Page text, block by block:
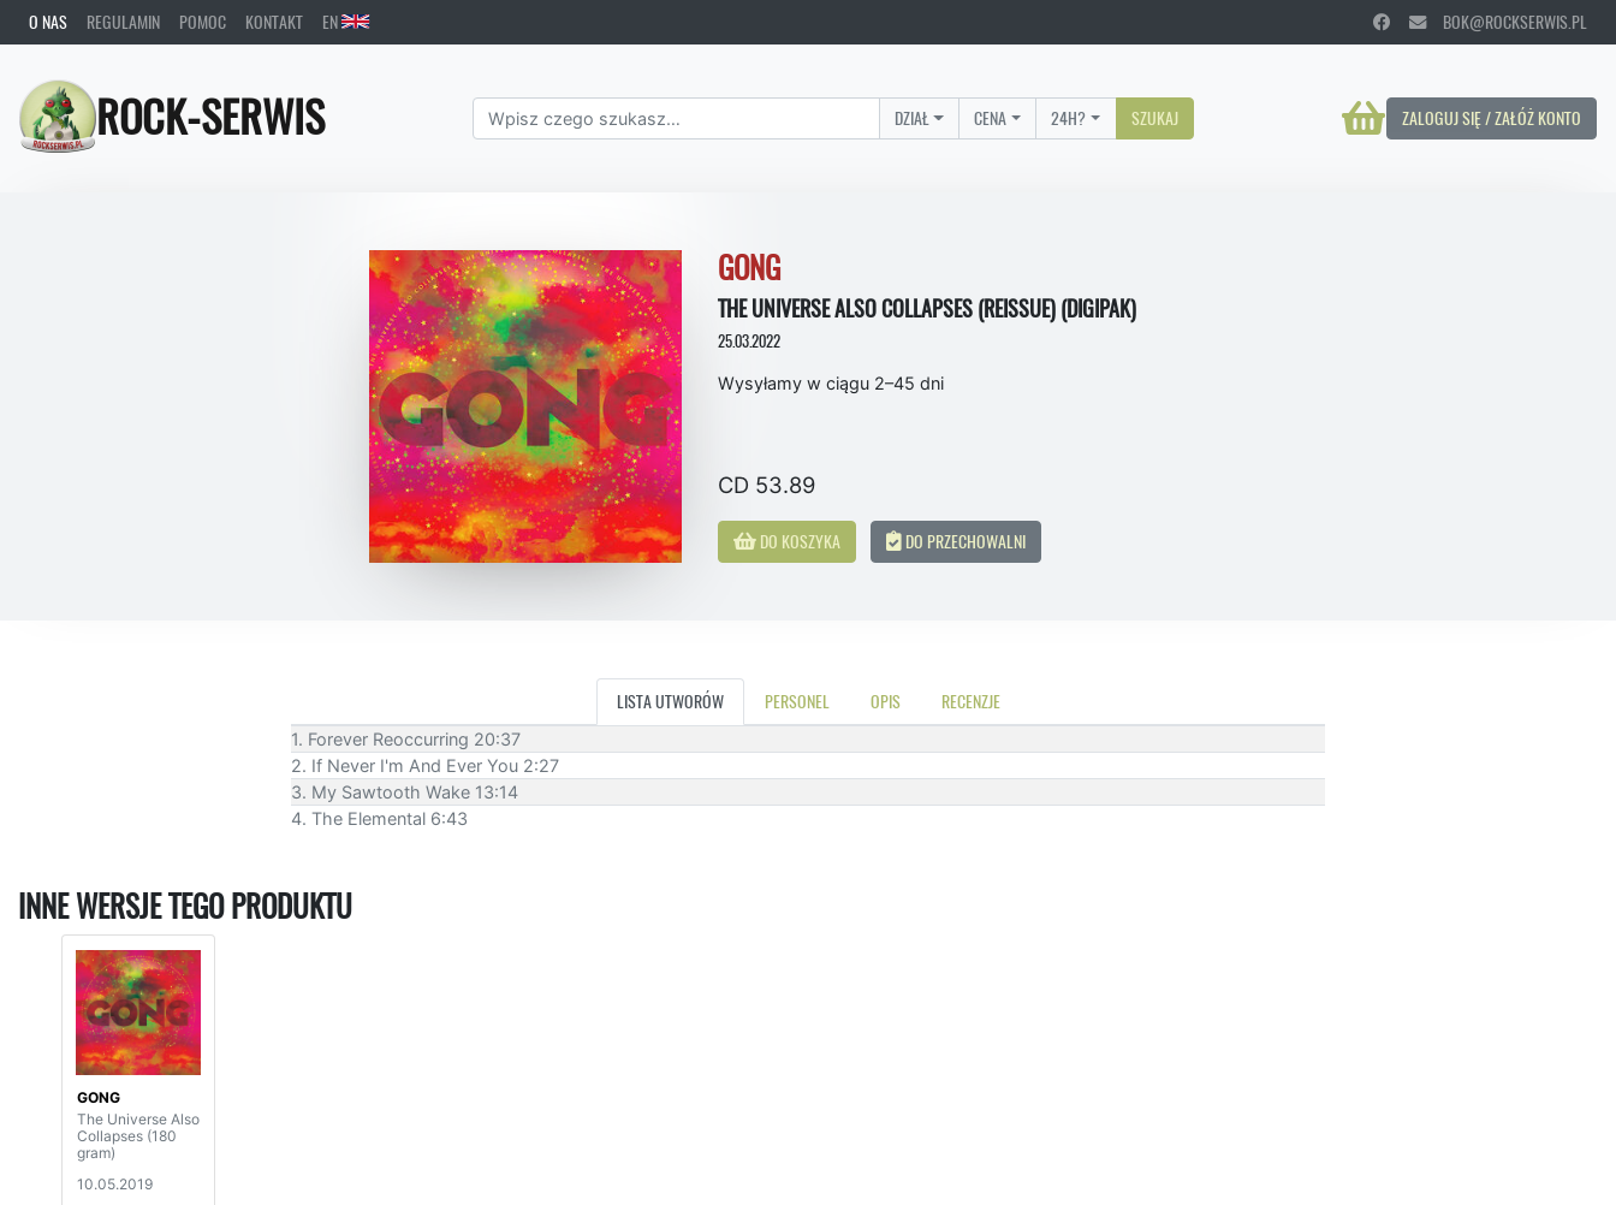
O NAS REGULAMIN POMOC KONTAKT EN BOK@ROCKSERWIS.PL
ROCK-SERWIS ZALOGUJ SIĘ / ZAŁÓŻ KONTO
DZIAŁ CENA 24H? SZUKAJ
GONG
THE UNIVERSE ALSO COLLAPSES (REISSUE) (DIGIPAK)
25.03.2022
Wysyłamy w ciągu 2–45 dni
CD 53.89
DO KOSZYKA DO PRZECHOWALNI
LISTA UTWORÓW PERSONEL OPIS RECENZJE
1. Forever Reoccurring 20:37
2. If Never I'm And Ever You 2:27
3. My Sawtooth Wake 13:14
4. The Elemental 6:43
INNE WERSJE TEGO PRODUKTU
GONG
The Universe Also
Collapses (180
gram)
10.05.2019